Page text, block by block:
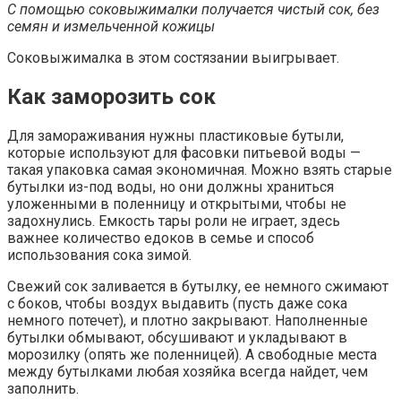
С помощью соковыжималки получается чистый сок, без
семян и измельченной кожицы
Соковыжималка в этом состязании выигрывает.
Как заморозить сок
Для замораживания нужны пластиковые бутыли,
которые используют для фасовки питьевой воды —
такая упаковка самая экономичная. Можно взять старые
бутылки из-под воды, но они должны храниться
уложенными в поленницу и открытыми, чтобы не
задохнулись. Емкость тары роли не играет, здесь
важнее количество едоков в семье и способ
использования сока зимой.
Свежий сок заливается в бутылку, ее немного сжимают
с боков, чтобы воздух выдавить (пусть даже сока
немного потечет), и плотно закрывают. Наполненные
бутылки обмывают, обсушивают и укладывают в
морозилку (опять же поленницей). А свободные места
между бутылками любая хозяйка всегда найдет, чем
заполнить.